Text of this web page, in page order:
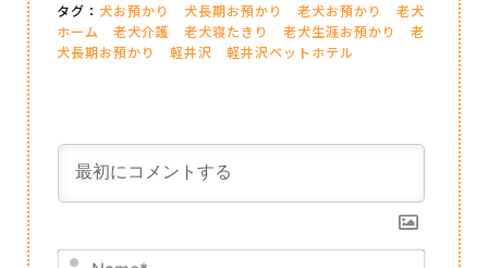
タグ： 犬お預かり 犬長期お預かり 老犬お預かり
老犬
ホーム
老犬介護 老犬寝たきり 老犬生涯お預かり
老
犬長期お預かり
軽井沢 軽井沢ペットホテル
Name*